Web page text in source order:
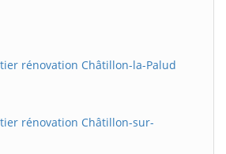
rénovation Châtillon-la-Palud
rénovation Châtillon-sur-